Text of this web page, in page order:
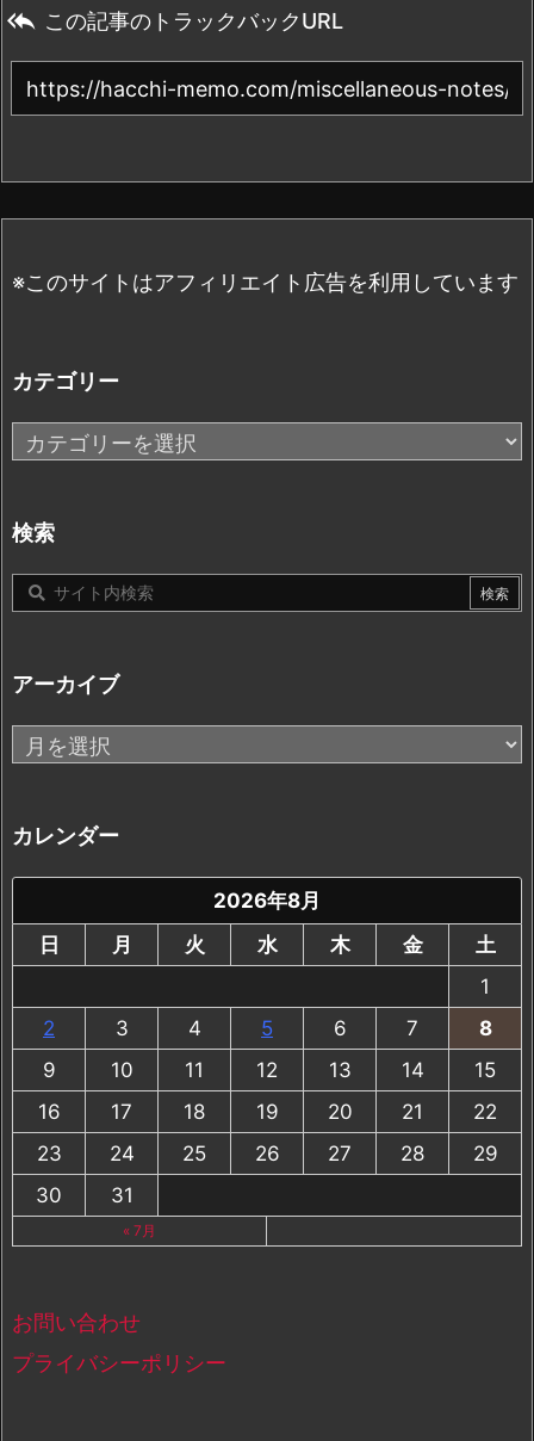
 この記事のトラックバックURL
※このサイトはアフィリエイト広告を利用しています
カテゴリー
カ
テ
リ
ー
検索
アーカイブ
ア
ー
イ
ブ
カレンダー
2026年8月
日
月 火 水 木 金
土
1
2
3 4 5 6 7
8
9
10 11 12 13 14
15
16
17 18 19 20 21
22
23
24 25 26 27 28
29
30
31
« 7月
お問い合わせ
プライバシーポリシー